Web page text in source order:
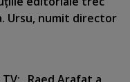
Ursu, numit director
TV: „Raed Arafat a